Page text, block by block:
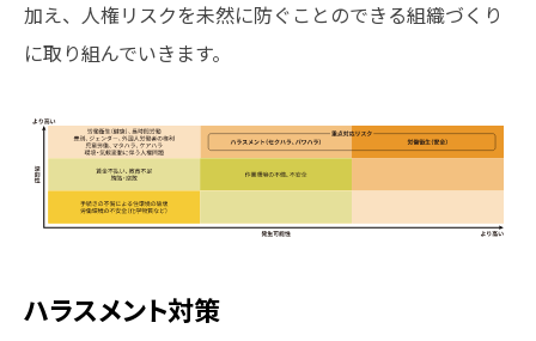
加え、人権リスクを未然に防ぐことのできる組織づくり
に取り組んでいきます。
ハラスメント対策